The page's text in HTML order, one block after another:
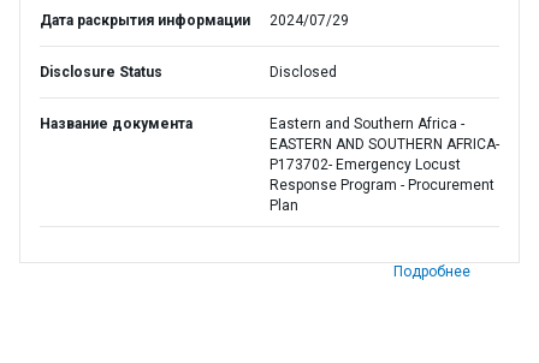
Дата раскрытия информации 2024/07/29
Disclosure Status Disclosed
Название документа
Eastern and Southern Africa -
EASTERN AND SOUTHERN AFRICA-
P173702- Emergency Locust
Response Program - Procurement
Plan
Подробнее